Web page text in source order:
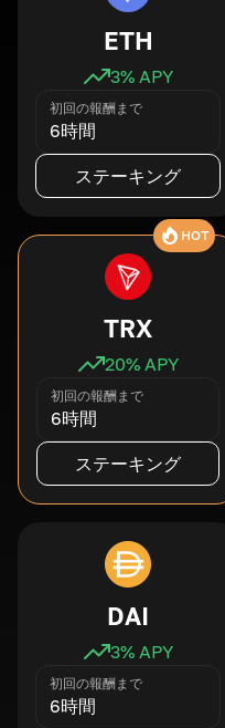
ETH
3% APY
初回の報酬まで
6時間
ステーキング
HOT
TRX
20% APY
初回の報酬まで
6時間
ステーキング
DAI
3% APY
初回の報酬まで
6時間